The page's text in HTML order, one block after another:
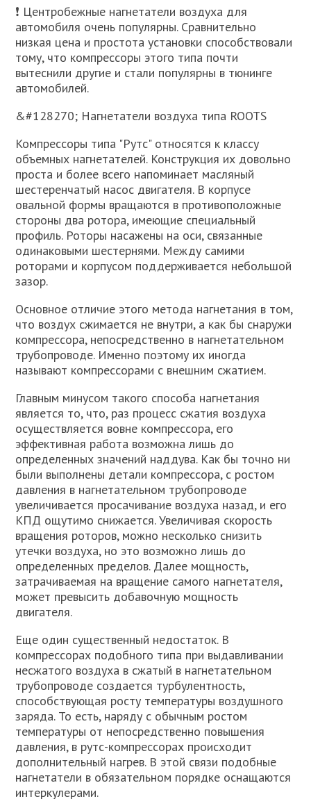
❗ Центробежные нагнетатели воздуха для
автомобиля очень популярны. Сравнительно
низкая цена и простота установки способствовали
тому, что компрессоры этого типа почти
вытеснили другие и стали популярны в тюнинге
автомобилей.
&#128270; Нагнетатели воздуха типа ROOTS
Компрессоры типа "Рутс" относятся к классу
объемных нагнетателей. Конструкция их довольно
проста и более всего напоминает масляный
шестеренчатый насос двигателя. В корпусе
овальной формы вращаются в противоположные
стороны два ротора, имеющие специальный
профиль. Роторы насажены на оси, связанные
одинаковыми шестернями. Между самими
роторами и корпусом поддерживается небольшой
зазор.
Основное отличие этого метода нагнетания в том,
что воздух сжимается не внутри, а как бы снаружи
компрессора, непосредственно в нагнетательном
трубопроводе. Именно поэтому их иногда
называют компрессорами с внешним сжатием.
Главным минусом такого способа нагнетания
является то, что, раз процесс сжатия воздуха
осуществляется вовне компрессора, его
эффективная работа возможна лишь до
определенных значений наддува. Как бы точно ни
были выполнены детали компрессора, с ростом
давления в нагнетательном трубопроводе
увеличивается просачивание воздуха назад, и его
КПД ощутимо снижается. Увеличивая скорость
вращения роторов, можно несколько снизить
утечки воздуха, но это возможно лишь до
определенных пределов. Далее мощность,
затрачиваемая на вращение самого нагнетателя,
может превысить добавочную мощность
двигателя.
Еще один существенный недостаток. В
компрессорах подобного типа при выдавливании
несжатого воздуха в сжатый в нагнетательном
трубопроводе создается турбулентность,
способствующая росту температуры воздушного
заряда. То есть, наряду с обычным ростом
температуры от непосредственно повышения
давления, в рутс-компрессорах происходит
дополнительный нагрев. В этой связи подобные
нагнетатели в обязательном порядке оснащаются
интеркулерами.